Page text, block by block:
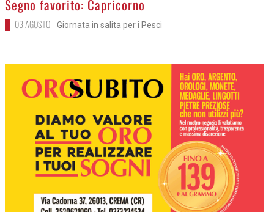
Segno favorito: Capricorno
03 AGOSTO Giornata in salita per i Pesci